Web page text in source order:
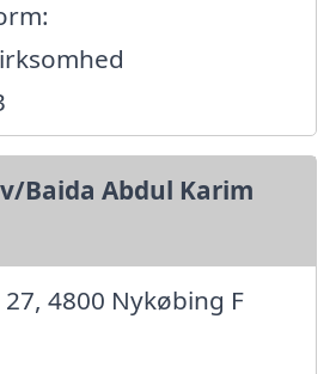
Baida Abdul Karim
4800 Nykøbing F